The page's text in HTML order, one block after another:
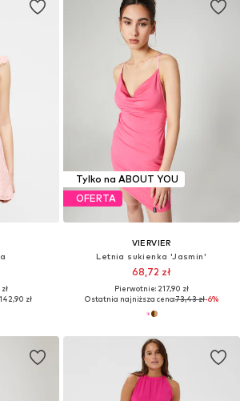
zł
Tylko na ABOUT YOU
OFERTA
VIERVIER
Letnia sukienka 'Jasmin'
68,72 zł
Pierwotnie: 217,90 zł
Ostatnia najniższa cena:73,43 zł-6%